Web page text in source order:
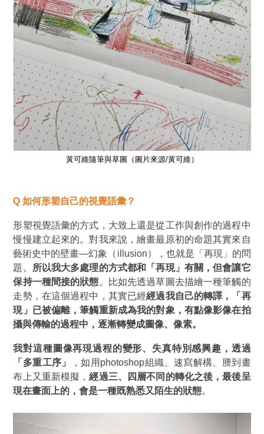
黃可維隨筆與草圖 （圖片來源/黃可維）
Q如何形塑自己的視覺語彙？
形塑視覺語彙的方式，大致上還是從工作與創作的過程中
慢慢建立起來的。對我來說，繪畫最原初的命題其實來自
藝術史中的壁畫—幻象（illusion），也就是「再現」的問
題。
所以我大多處理的方式都和「再現」有關，但會讓它
保持一種間接的狀態。比如先透過草圖去描繪一種筆觸的
走勢，在這個過程中，其實已經經過我自己的轉譯，「再
現」已被偏離，筆觸重新成為我的對象，有點像影像在拍
攝與傳輸的過程中，逐漸轉變成圖像、像素。
我對這種圖像再現過程的變形、失真特別感興趣，透過
「多重工序」
，如用photoshop組織、速寫解構、謄到畫
布上又重新模擬，經過三、四層不同的轉化之後，最後呈
現在畫面上的，會是一種既熟悉又陌生的狀態。